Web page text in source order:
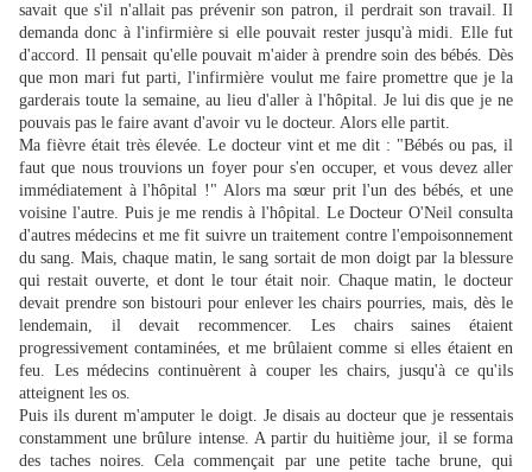
savait que s'il n'allait pas prévenir son patron, il perdrait son travail. Il
demanda donc à l'infirmière si elle pouvait rester jusqu'à midi. Elle fut
d'accord. Il pensait qu'elle pouvait m'aider à prendre soin des bébés. Dès
que mon mari fut parti, l'infirmière voulut me faire promettre que je la
garderais toute la semaine, au lieu d'aller à l'hôpital. Je lui dis que je ne
pouvais pas le faire avant d'avoir vu le docteur. Alors elle partit.
Ma fièvre était très élevée. Le docteur vint et me dit : "Bébés ou pas, il
faut que nous trouvions un foyer pour s'en occuper, et vous devez aller
immédiatement à l'hôpital !" Alors ma sœur prit l'un des bébés, et une
voisine l'autre. Puis je me rendis à l'hôpital. Le Docteur O'Neil consulta
d'autres médecins et me fit suivre un traitement contre l'empoisonnement
du sang. Mais, chaque matin, le sang sortait de mon doigt par la blessure
qui restait ouverte, et dont le tour était noir. Chaque matin, le docteur
devait prendre son bistouri pour enlever les chairs pourries, mais, dès le
lendemain, il devait recommencer. Les chairs saines étaient
progressivement contaminées, et me brûlaient comme si elles étaient en
feu. Les médecins continuèrent à couper les chairs, jusqu'à ce qu'ils
atteignent les os.
Puis ils durent m'amputer le doigt. Je disais au docteur que je ressentais
constamment une brûlure intense. A partir du huitième jour, il se forma
des taches noires. Cela commençait par une petite tache brune, qui